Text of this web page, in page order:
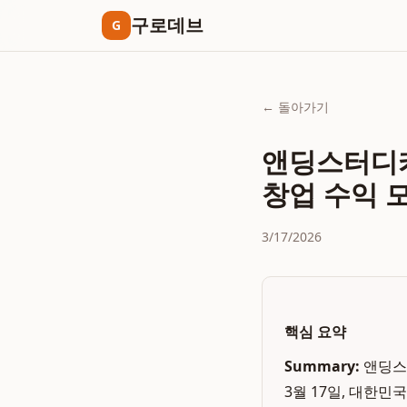
G 구로데브
← 돌아가기
앤딩스터
창업 수익
3/17/2026
핵심 요약
Summary: 앤딩
3월 17일, 대한민